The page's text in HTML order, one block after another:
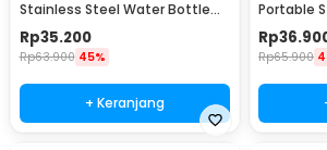
Stainless Steel Water Bottle
300ml - YM006
Rp35.200
Rp63.900 45%
+ Keranjang
Portable
- YM006
Rp
Rp65.900